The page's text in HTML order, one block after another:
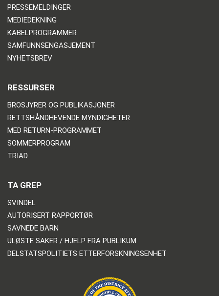
PRESSEMELDINGER
MEDIEDEKNING
KABELPROGRAMMER
SAMFUNNSENGASJEMENT
NYHETSBREV
RESSURSER
BROSJYRER OG PUBLIKASJONER
RETTSHÅNDHEVENDE MYNDIGHETER
MED RETURN-PROGRAMMET
SOMMERPROGRAM
TRIAD
TA GREP
SVINDEL
AUTORISERT RAPPORTØR
SAVNEDE BARN
ULØSTE SAKER / HJELP FRA PUBLIKUM
DELSTATSPOLITIETS ETTERFORSKNINGSENHET